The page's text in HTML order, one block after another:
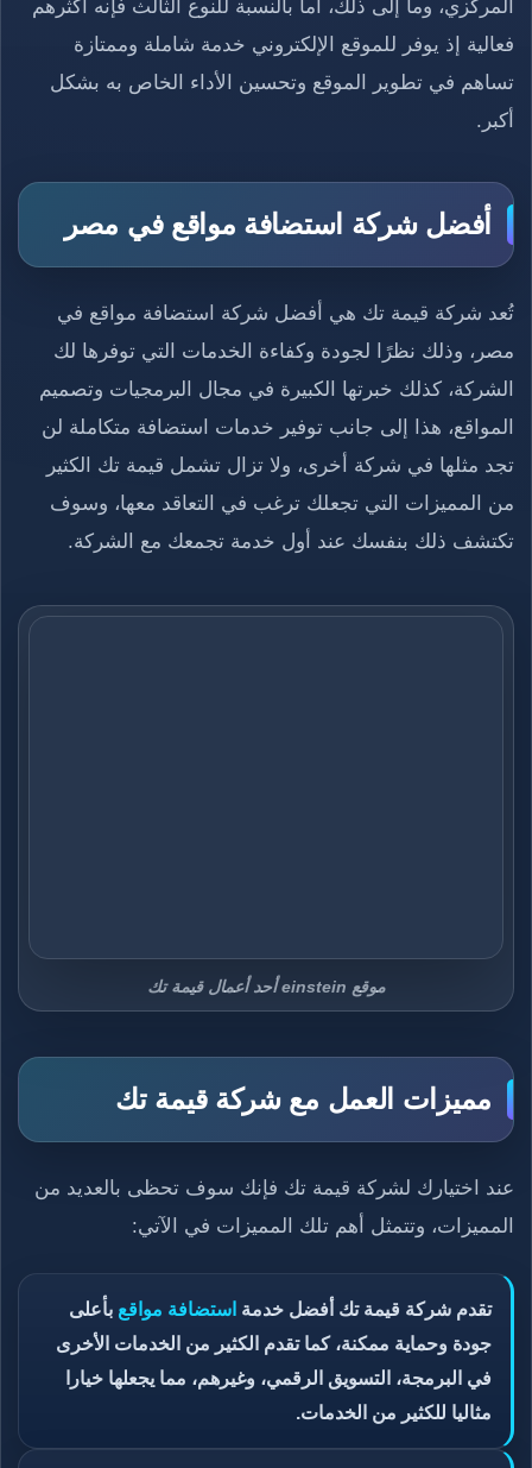
المركزي، وما إلى ذلك، أما بالنسبة للنوع الثالث فإنه أكثرهم
فعالية إذ يوفر للموقع الإلكتروني خدمة شاملة وممتازة
تساهم في تطوير الموقع وتحسين الأداء الخاص به بشكل
أكبر.
أفضل شركة استضافة مواقع في مصر
تُعد شركة قيمة تك هي أفضل شركة استضافة مواقع في
مصر، وذلك نظرًا لجودة وكفاءة الخدمات التي توفرها لك
الشركة، كذلك خبرتها الكبيرة في مجال البرمجيات وتصميم
المواقع، هذا إلى جانب توفير خدمات استضافة متكاملة لن
تجد مثلها في شركة أخرى، ولا تزال تشمل قيمة تك الكثير
من المميزات التي تجعلك ترغب في التعاقد معها، وسوف
تكتشف ذلك بنفسك عند أول خدمة تجمعك مع الشركة.
موقع einstein أحد أعمال قيمة تك
مميزات العمل مع شركة قيمة تك
عند اختيارك لشركة قيمة تك فإنك سوف تحظى بالعديد من
المميزات، وتتمثل أهم تلك المميزات في الآتي:
تقدم شركة قيمة تك أفضل خدمة استضافة مواقع بأعلى
جودة وحماية ممكنة، كما تقدم الكثير من الخدمات الأخرى
في البرمجة، التسويق الرقمي، وغيرهم، مما يجعلها خيارا
مثاليا للكثير من الخدمات.